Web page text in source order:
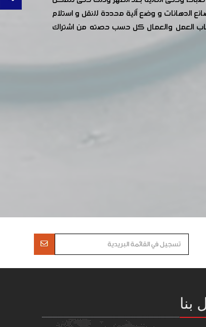
الدهانات و وضع آلية محددة للنقل و استلام
العمل والعمال كل حسب حصته من اشتراك
بنا